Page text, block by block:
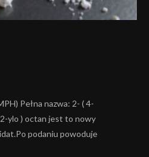
Pełna nazwa: 2- ( 4-
ylo ) octan jest to nowy
podaniu powoduje